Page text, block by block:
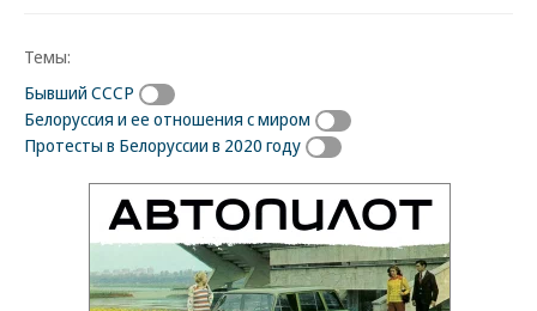
Темы:
Бывший СССР
Белоруссия и ее отношения с миром
Протесты в Белоруссии в 2020 году